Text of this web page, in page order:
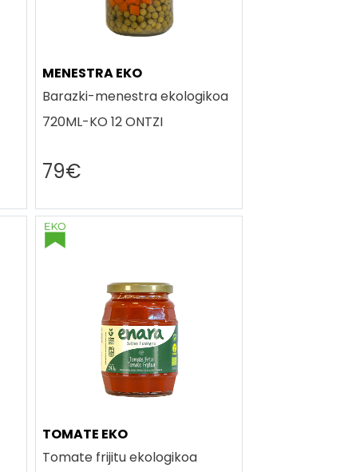
MENESTRA EKO
Barazki-menestra ekologikoa
720ML-KO 12 ONTZI
79€
TOMATE EKO
Tomate frijitu ekologikoa